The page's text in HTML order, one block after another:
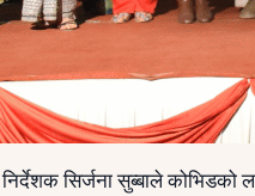
सिर्जना सुब्बाले